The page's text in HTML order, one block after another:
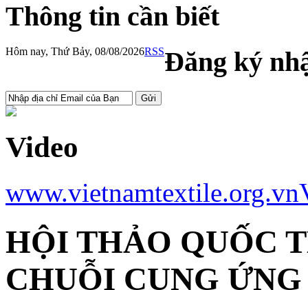
Thông tin cần biết
Hôm nay, Thứ Bảy, 08/08/2026RSSĐăng ký
Video
www.vietnamtextile.org.vn
HỘI THẢO QUỐC
CHUỖI CUNG